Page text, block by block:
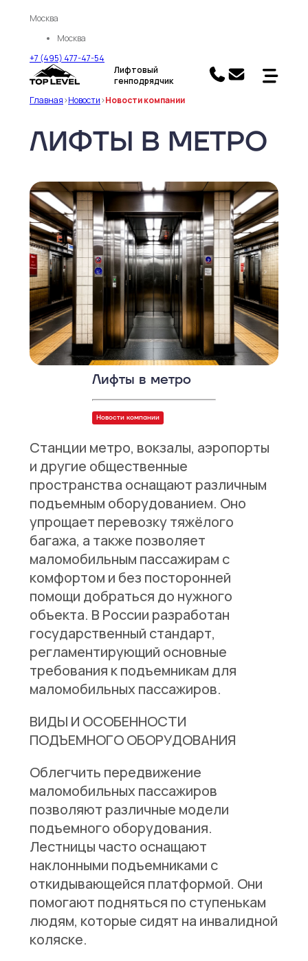
Москва
Москва
+7 (495) 477-47-54
Лифтовый
генподрядчик
Главная>Новости>Новости компании
ЛИФТЫ В МЕТРО
Лифты в метро
Новости компании
Станции метро, вокзалы, аэропорты
и другие общественные
пространства оснащают различным
подъемным оборудованием. Оно
упрощает перевозку тяжёлого
багажа, а также позволяет
маломобильным пассажирам с
комфортом и без посторонней
помощи добраться до нужного
объекта. В России разработан
государственный стандарт,
регламентирующий основные
требования к подъемникам для
маломобильных пассажиров.
ВИДЫ И ОСОБЕННОСТИ
ПОДЪЕМНОГО ОБОРУДОВАНИЯ
Облегчить передвижение
маломобильных пассажиров
позволяют различные модели
подъемного оборудования.
Лестницы часто оснащают
наклонными подъемниками с
откидывающейся платформой. Они
помогают подняться по ступенькам
людям, которые сидят на инвалидной
коляске.